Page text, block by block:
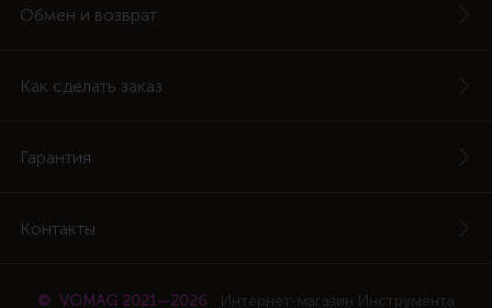
Обмен и возврат
Как сделать заказ
Гарантия
Контакты
© VOMAG 2021—2026 Интернет-магазин Инструмента